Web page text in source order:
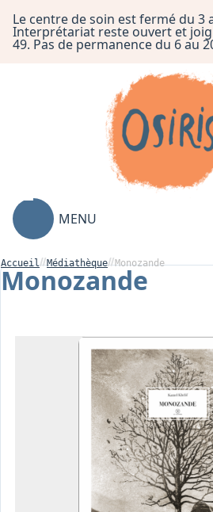
Le centre de soin est fermé du 3
Interprétariat reste ouvert et
49. Pas de permanence du 6 au
MENU
Centre de Soin
Interprétariat
Ressources
Accueil Médiathèque Monozande
Monozande